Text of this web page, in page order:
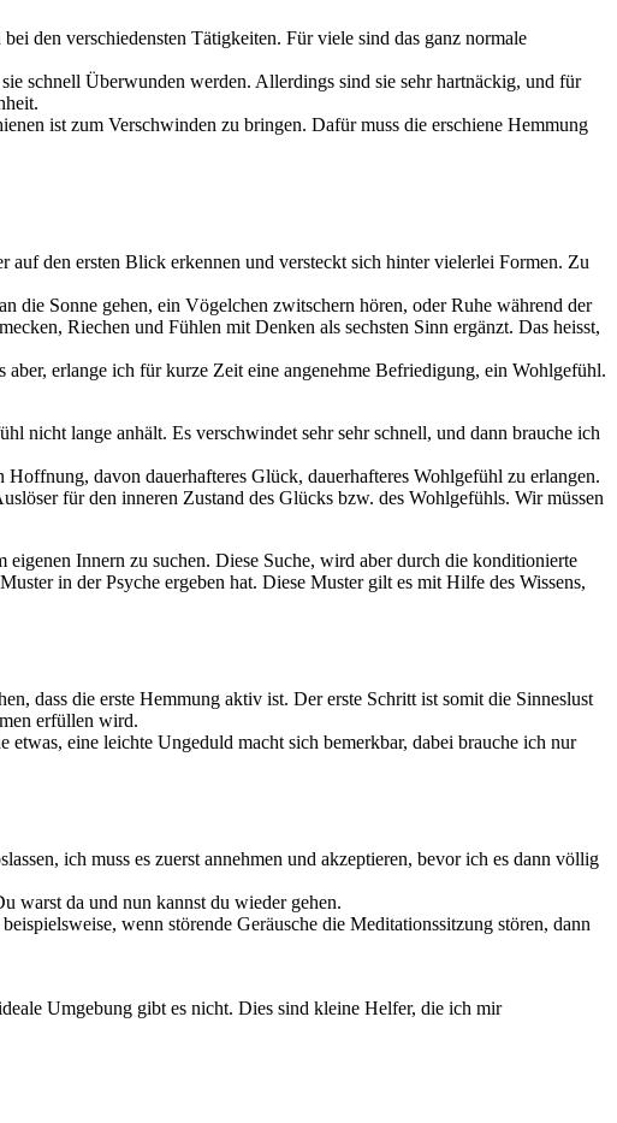
den verschiedensten Tätigkeiten. Für viele sind das ganz normale
schnell Überwunden werden. Allerdings sind sie sehr hartnäckig, und für
ist zum Verschwinden zu bringen. Dafür muss die erschiene Hemmung
den ersten Blick erkennen und versteckt sich hinter vielerlei Formen. Zu
die Sonne gehen, ein Vögelchen zwitschern hören, oder Ruhe während der
Riechen und Fühlen mit Denken als sechsten Sinn ergänzt. Das heisst,
erlange ich für kurze Zeit eine angenehme Befriedigung, ein Wohlgefühl.
nicht lange anhält. Es verschwindet sehr sehr schnell, und dann brauche ich
davon dauerhafteres Glück, dauerhafteres Wohlgefühl zu erlangen.
für den inneren Zustand des Glücks bzw. des Wohlgefühls. Wir müssen
Innern zu suchen. Diese Suche, wird aber durch die konditionierte
in der Psyche ergeben hat. Diese Muster gilt es mit Hilfe des Wissens,
dass die erste Hemmung aktiv ist. Der erste Schritt ist somit die Sinneslust
erfüllen wird.
eine leichte Ungeduld macht sich bemerkbar, dabei brauche ich nur
ich muss es zuerst annehmen und akzeptieren, bevor ich es dann völlig
warst da und nun kannst du wieder gehen.
wenn störende Geräusche die Meditationssitzung stören, dann
Umgebung gibt es nicht. Dies sind kleine Helfer, die ich mir